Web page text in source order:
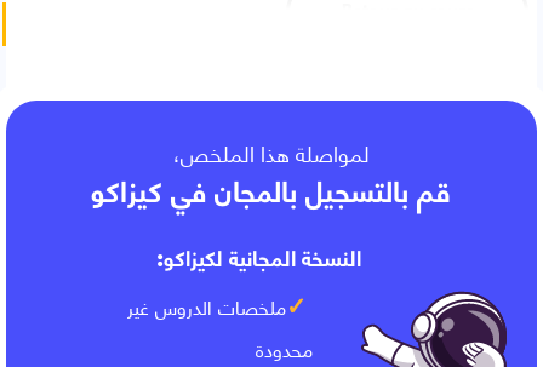
لمواصلة هذا الملخص،
قم بالتسجيل بالمجان في كيزاكو
النسخة المجانية لكيزاكو:
ملخصات الدروس غير
محدودة